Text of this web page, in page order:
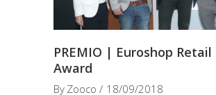
PREMIO | Euroshop Retail
Award
By Zooco 18/09/2018